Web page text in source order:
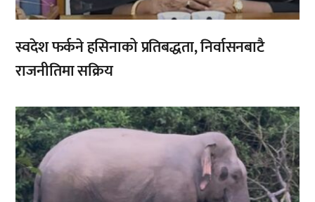
स्वदेश फर्कने हसिनाको प्रतिबद्धता, निर्वासनबाटै
राजनीतिमा सक्रिय
,